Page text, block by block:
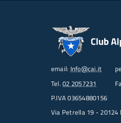
email: Info@cai.it
Tel. 02 2057231
P.IVA 03654880156
Via Petrella 19 - 20124